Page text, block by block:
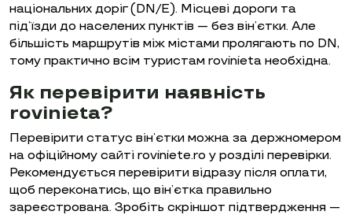
національних доріг (DN/E). Місцеві дороги та
під’їзди до населених пунктів — без він’єтки. Але
більшість маршрутів між містами пролягають по DN,
тому практично всім туристам rovinieta необхідна.
Як перевірити наявність
rovinieta?
Перевірити статус він’єтки можна за держномером
на офіційному сайті roviniete.ro у розділі перевірки.
Рекомендується перевірити відразу після оплати,
щоб переконатись, що він’єтка правильно
зареєстрована. Зробіть скріншот підтвердження —